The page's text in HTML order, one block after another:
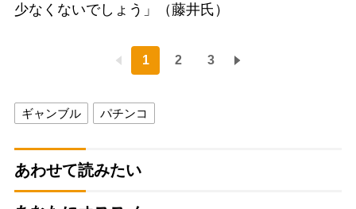
少なくないでしょう」（藤井氏）
1 2 3
ギャンブル パチンコ
あわせて読みたい